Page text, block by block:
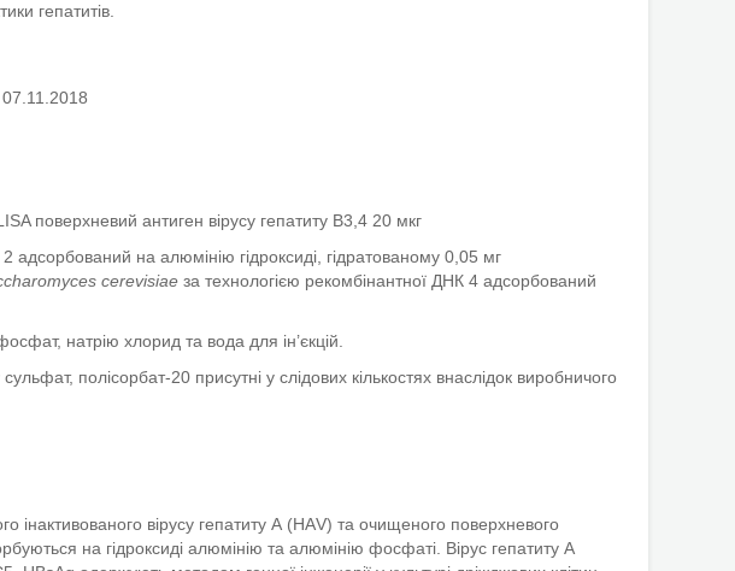
гепатитів.
поверхневий антиген вірусу гепатиту В3,420 мкг
2 адсорбований на алюмінію гідроксиді, гідратованому 0,05 мг
cerevisiaeза технологією рекомбінантної ДНК 4 адсорбований
натрію хлорид та вода для ін’єкцій.
полісорбат-20 присутні у слідових кількостях внаслідок виробничого
інактивованого вірусу гепатиту А (НАV) та очищеного поверхневого
на гідроксиді алюмінію та алюмінію фосфаті. Вірус гепатиту А